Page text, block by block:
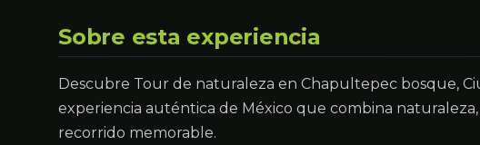
Sobre esta experiencia
Descubre Tour de naturaleza en Chapultepec bosque,
experiencia auténtica de México que combina
recorrido memorable.